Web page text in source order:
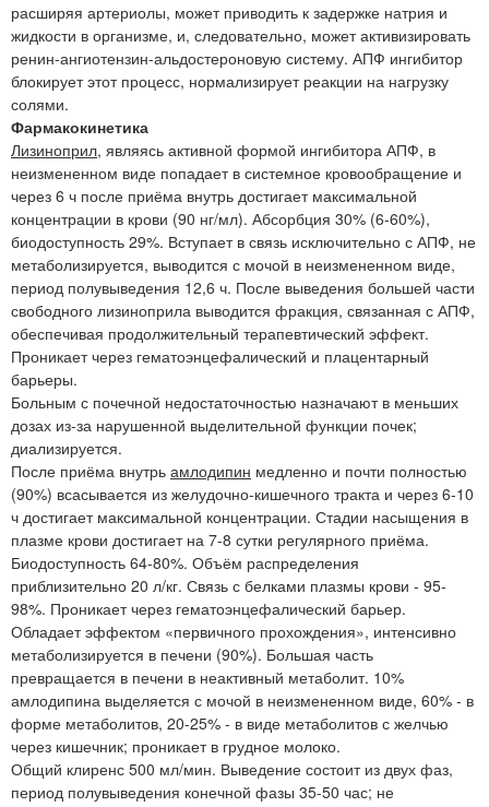
расширяя артериолы, может приводить к задержке натрия и
жидкости в организме, и, следовательно, может активизировать
ренин-ангиотензин-альдостероновую систему. АПФ ингибитор
блокирует этот процесс, нормализирует реакции на нагрузку
солями.
Фармакокинетика
Лизиноприл, являясь активной формой ингибитора АПФ, в
неизмененном виде попадает в системное кровообращение и
через 6 ч после приёма внутрь достигает максимальной
концентрации в крови (90 нг/мл). Абсорбция 30% (6-60%),
биодоступность 29%. Вступает в связь исключительно с АПФ, не
метаболизируется, выводится с мочой в неизмененном виде,
период полувыведения 12,6 ч. После выведения большей части
свободного лизиноприла выводится фракция, связанная с АПФ,
обеспечивая продолжительный терапевтический эффект.
Проникает через гематоэнцефалический и плацентарный
барьеры.
Больным с почечной недостаточностью назначают в меньших
дозах из-за нарушенной выделительной функции почек;
диализируется.
После приёма внутрь амлодипин медленно и почти полностью
(90%) всасывается из желудочно-кишечного тракта и через 6-10
ч достигает максимальной концентрации. Стадии насыщения в
плазме крови достигает на 7-8 сутки регулярного приёма.
Биодоступность 64-80%. Объём распределения
приблизительно 20 л/кг. Связь с белками плазмы крови - 95-
98%. Проникает через гематоэнцефалический барьер.
Обладает эффектом «первичного прохождения», интенсивно
метаболизируется в печени (90%). Большая часть
превращается в печени в неактивный метаболит. 10%
амлодипина выделяется с мочой в неизмененном виде, 60% - в
форме метаболитов, 20-25% - в виде метаболитов с желчью
через кишечник; проникает в грудное молоко.
Общий клиренс 500 мл/мин. Выведение состоит из двух фаз,
период полувыведения конечной фазы 35-50 час; не